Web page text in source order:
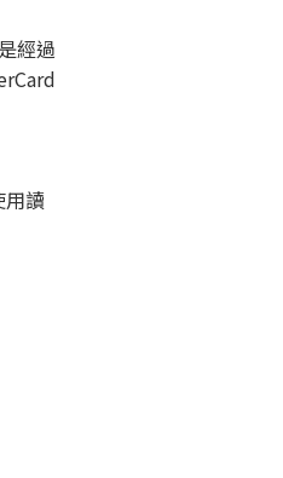
經過
讀